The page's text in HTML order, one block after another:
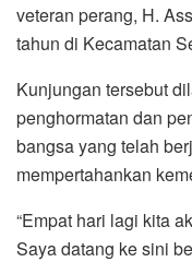
veteran perang, H.
tahun di Kecamatan
Kunjungan tersebut
penghormatan dan
bangsa yang telah
mempertahankan
“Empat hari lagi kita
Saya datang ke sini